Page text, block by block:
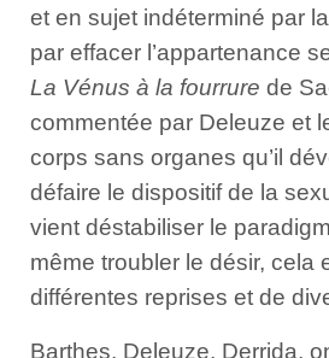
et en sujet indéterminé par
par effacer l’appartenance
La Vénus à la fourrure de
commentée par Deleuze et
corps sans organes qu’il
défaire le dispositif de la
vient déstabiliser le
même troubler le désir, cela
différentes reprises et de
Barthes, Deleuze, Derrida,